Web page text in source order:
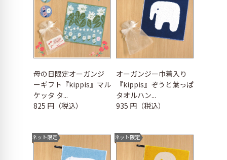
母の日限定オーガンジ
ーギフト『kippis』マル
ケッタ タ...
825 円（税込）
オーガンジー巾着入り
『kippis』ぞうと葉っぱ
タオルハン...
935 円（税込）
ネット限定 ネット限定